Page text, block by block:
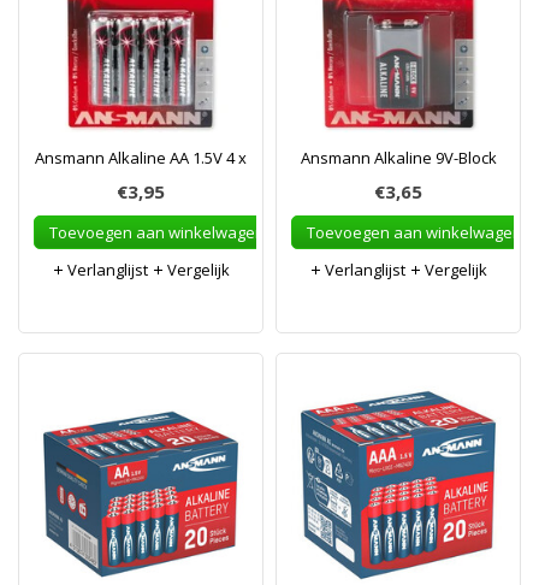
Ansmann Alkaline AA 1.5V 4 x
€3,95
Toevoegen aan winkelwagen
Verlanglijst
Vergelijk
Ansmann Alkaline 9V-Block
€3,65
Toevoegen aan winkelwagen
Verlanglijst
Vergelijk